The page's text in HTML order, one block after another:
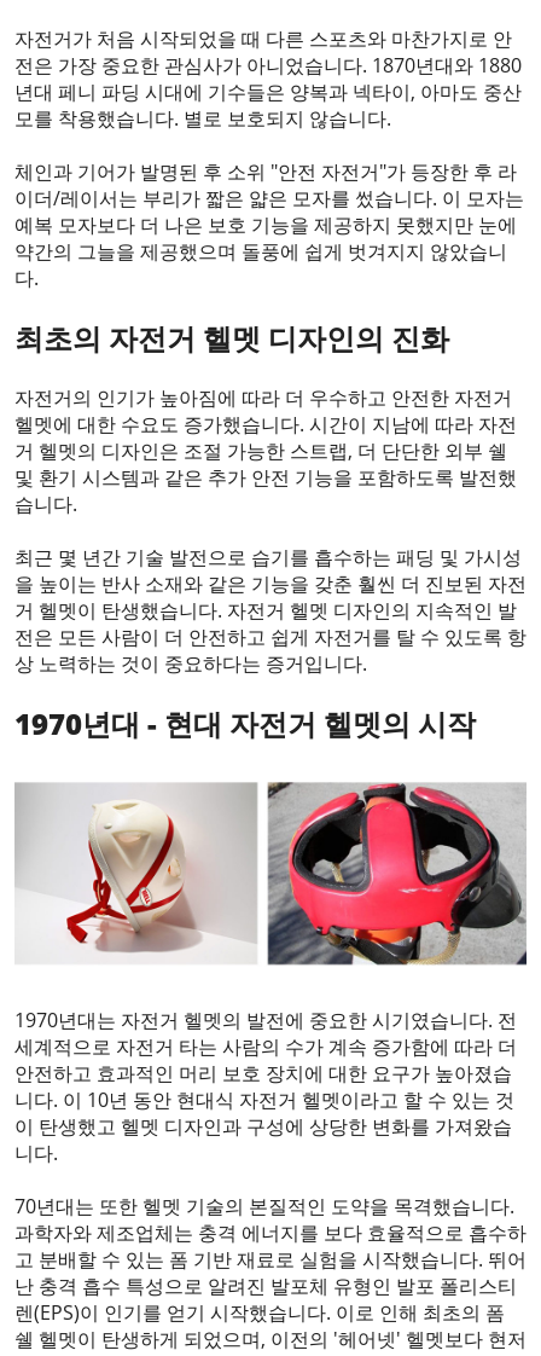
자전거가 처음 시작되었을 때 다른 스포츠와 마찬가지로 안
전은 가장 중요한 관심사가 아니었습니다. 1870년대와 1880
년대 페니 파딩 시대에 기수들은 양복과 넥타이, 아마도 중산
모를 착용했습니다. 별로 보호되지 않습니다.
체인과 기어가 발명된 후 소위 "안전 자전거"가 등장한 후 라
이더/레이서는 부리가 짧은 얇은 모자를 썼습니다. 이 모자는
예복 모자보다 더 나은 보호 기능을 제공하지 못했지만 눈에
약간의 그늘을 제공했으며 돌풍에 쉽게 벗겨지지 않았습니
다.
최초의 자전거 헬멧 디자인의 진화
자전거의 인기가 높아짐에 따라 더 우수하고 안전한 자전거
헬멧에 대한 수요도 증가했습니다. 시간이 지남에 따라 자전
거 헬멧의 디자인은 조절 가능한 스트랩, 더 단단한 외부 쉘
및 환기 시스템과 같은 추가 안전 기능을 포함하도록 발전했
습니다.
최근 몇 년간 기술 발전으로 습기를 흡수하는 패딩 및 가시성
을 높이는 반사 소재와 같은 기능을 갖춘 훨씬 더 진보된 자전
거 헬멧이 탄생했습니다. 자전거 헬멧 디자인의 지속적인 발
전은 모든 사람이 더 안전하고 쉽게 자전거를 탈 수 있도록 항
상 노력하는 것이 중요하다는 증거입니다.
1970년대 - 현대 자전거 헬멧의 시작
1970년대는 자전거 헬멧의 발전에 중요한 시기였습니다. 전
세계적으로 자전거 타는 사람의 수가 계속 증가함에 따라 더
안전하고 효과적인 머리 보호 장치에 대한 요구가 높아졌습
니다. 이 10년 동안 현대식 자전거 헬멧이라고 할 수 있는 것
이 탄생했고 헬멧 디자인과 구성에 상당한 변화를 가져왔습
니다.
70년대는 또한 헬멧 기술의 본질적인 도약을 목격했습니다.
과학자와 제조업체는 충격 에너지를 보다 효율적으로 흡수하
고 분배할 수 있는 폼 기반 재료로 실험을 시작했습니다. 뛰어
난 충격 흡수 특성으로 알려진 발포체 유형인 발포 폴리스티
렌(EPS)이 인기를 얻기 시작했습니다. 이로 인해 최초의 폼
쉘 헬멧이 탄생하게 되었으며, 이전의 '헤어넷' 헬멧보다 현저